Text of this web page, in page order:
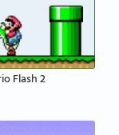
Flash 2